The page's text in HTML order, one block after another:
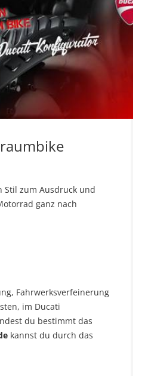
Stil zum Ausdruck und
ganz nach
Fahrwerksverfeinerung
im Ducati
du bestimmt das
kannst du durch das